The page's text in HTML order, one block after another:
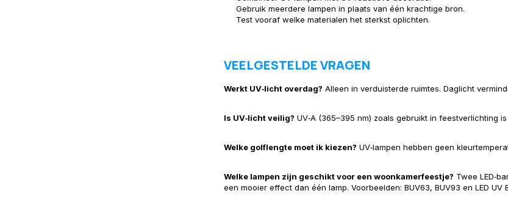
Gebruik meerdere lampen in plaats van één krachtige bron.
Test vooraf welke materialen het sterkst oplichten.
VEELGESTELDE VRAGEN
Werkt UV‑licht overdag? Alleen in verduisterde ruimtes. Daglicht
Is UV‑licht veilig? UV‑A (365–395 nm) zoals gebruikt in feestverlichting
Welke golflengte moet ik kiezen? UV‑lampen hebben geen
Welke lampen zijn geschikt voor een woonkamerfeestje? Twee
een mooier effect dan één lamp. Voorbeelden: BUV63, BUV93 en LED UV